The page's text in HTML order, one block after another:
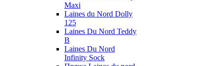
Maxi
Laines du Nord Dolly
125
Laines Du Nord Teddy
B
Laines Du Nord
Infinity Sock